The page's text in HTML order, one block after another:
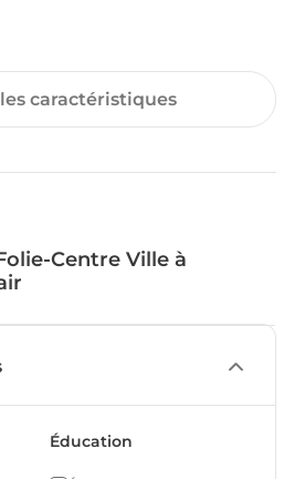
caractéristiques
Centre Ville à
Éducation